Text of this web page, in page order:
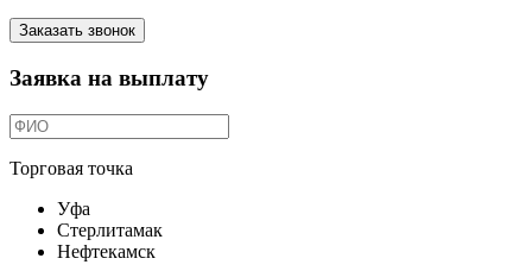
Заказать звонок
Заявка на выплату
Торговая точка
Уфа
Стерлитамак
Нефтекамск